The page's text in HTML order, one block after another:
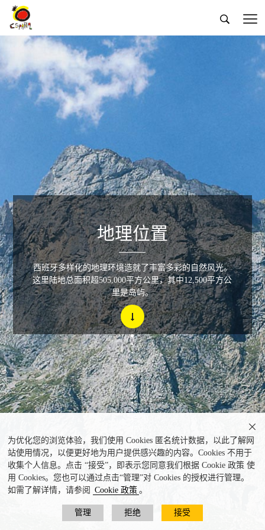
 
为优化您的浏览体验，我们使用 Cookies 匿名统计数据，以此了解网
站使用情况，以便更好地为用户提供感兴趣的内容。Cookies 不用于
收集个人信息。点击 “接受”，即表示您同意我们根据 Cookie 政策 使
用 Cookies。您也可以通过点击“管理”对 Cookies 的授权进行管理。
如需了解详情，请参阅
Cookie 政策 。
管理 拒绝 接受

地理位置
西班牙多样化的地理环境造就了丰富多彩的自然风光。
这里陆地总面积超505,000平方公里，其中12,500平方公
里是岛屿。